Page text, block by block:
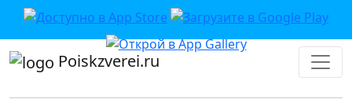
Poiskzverei.ru